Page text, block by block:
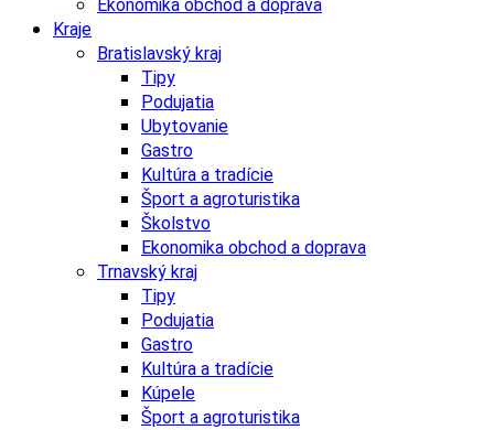
Ekonomika obchod a doprava
Kraje
Bratislavský kraj
Tipy
Podujatia
Ubytovanie
Gastro
Kultúra a tradície
Šport a agroturistika
Školstvo
Ekonomika obchod a doprava
Trnavský kraj
Tipy
Podujatia
Gastro
Kultúra a tradície
Kúpele
Šport a agroturistika